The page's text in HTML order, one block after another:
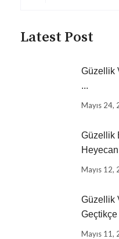
Latest Post
Güzellik
...
Mayıs 24,
Güzellik
Mayıs 12,
Güzellik
Geçtikçe
Mayıs 11,
Need Help?